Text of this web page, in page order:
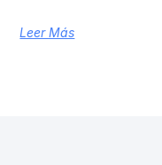
Leer Más